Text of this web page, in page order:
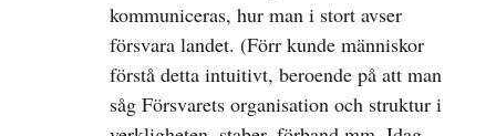
kommuniceras, hur man i stort avser
försvara landet. (Förr kunde människor
förstå detta intuitivt, beroende på att man
såg Försvarets organisation och struktur i